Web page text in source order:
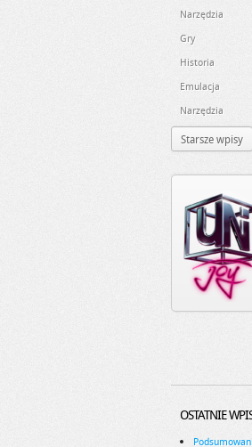
Narzędzia
Gry
Historia
Emulacja
Narzędzia
Starsze wpisy
OSTATNIE